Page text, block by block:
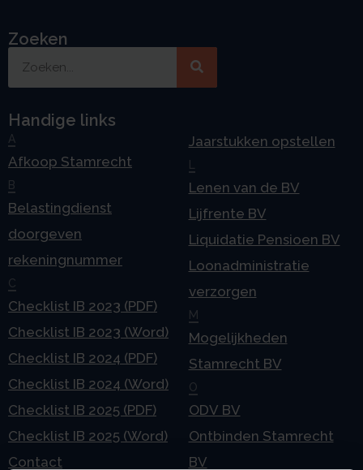
Zoeken
Handige links
A
Afkoop Stamrecht
B
Belastingdienst
doorgeven
rekeningnummer
C
Checklist IB 2023 (PDF)
Checklist IB 2023 (Word)
Checklist IB 2024 (PDF)
Checklist IB 2024 (Word)
Checklist IB 2025 (PDF)
Checklist IB 2025 (Word)
Contact
Jaarstukken opstellen
Lenen van de BV
Lijfrente BV
Liquidatie Pensioen BV
Loonadministratie
verzorgen
M
Mogelijkheden
Stamrecht BV
O
ODV BV
Ontbinden Stamrecht
BV